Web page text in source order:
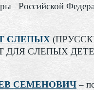
Российской
СЛЕПЫХ
СЛЕПЫХ
СЕМЕНОВИЧ–